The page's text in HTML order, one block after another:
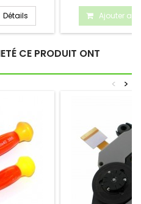
Détails Ajouter au
CE PRODUIT ONT
>
<